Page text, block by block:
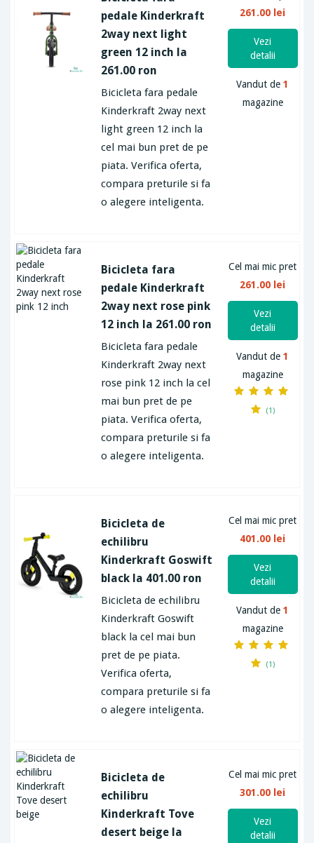
pedale Kinderkraft
2way next light
green 12 inch la
261.00 ron
Bicicleta fara pedale
Kinderkraft 2way next
light green 12 inch la
cel mai bun pret de pe
piata. Verifica oferta,
compara preturile si fa
o alegere inteligenta.
261.00 lei
Vezi
detalii
Vandut de1
magazine
Bicicleta fara
pedale Kinderkraft
2way next rose pink
12 inch la 261.00 ron
Bicicleta fara pedale
Kinderkraft 2way next
rose pink 12 inch la cel
mai bun pret de pe
piata. Verifica oferta,
compara preturile si fa
o alegere inteligenta.
Cel mai mic pret
261.00 lei
Vezi
detalii
Vandut de1
magazine
(1)
Bicicleta de
echilibru
Kinderkraft Goswift
black la 401.00 ron
Bicicleta de echilibru
Kinderkraft Goswift
black la cel mai bun
pret de pe piata.
Verifica oferta,
compara preturile si fa
o alegere inteligenta.
Cel mai mic pret
401.00 lei
Vezi
detalii
Vandut de1
magazine
(1)
Bicicleta de
echilibru
Kinderkraft Tove
desert beige la
Cel mai mic pret
301.00 lei
Vezi
detalii